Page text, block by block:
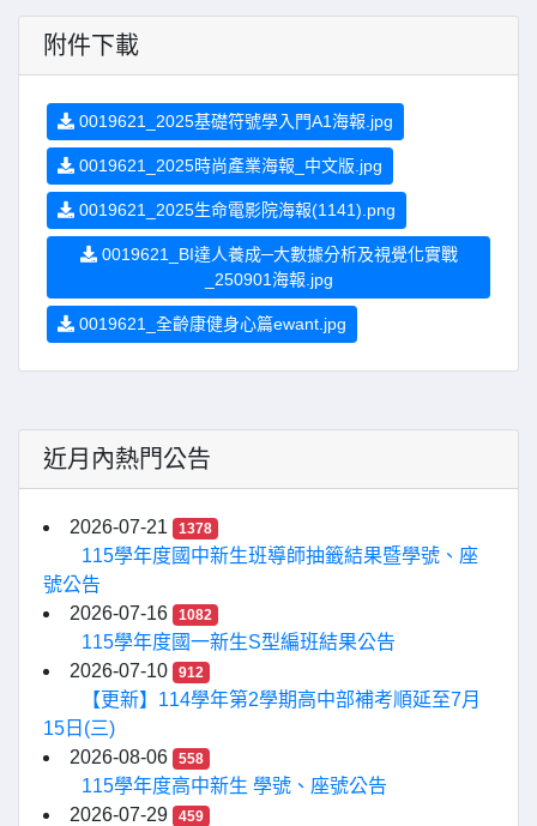
附件下載
0019621_2025基礎符號學入門A1海報.jpg
0019621_2025時尚產業海報_中文版.jpg
0019621_2025生命電影院海報(1141).png
0019621_BI達人養成─大數據分析及視覺化實戰
_250901海報.jpg
0019621_全齡康健身心篇ewant.jpg
近月內熱門公告
2026-07-21 1378
115學年度國中新生班導師抽籤結果暨學號、座
號公告
2026-07-16
1082
115學年度國一新生S型編班結果公告
2026-07-10
912
【更新】114學年第2學期高中部補考順延至7月
15日(三)
2026-08-06
558
115學年度高中新生 學號、座號公告
2026-07-29
459